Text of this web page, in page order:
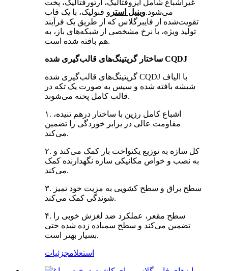
غیراشباع شامل ایزوفتالیک، ارتورفتالیک، پخت
می‌شود.وینیل استر و فنولیک، با یک قاب
تقویت‌شده از فایبرگلاس که از طریق یک فرآیند
تولید ویژه، با نرخ مشخصی از شبکه‌های باز، به
هم بافته شده است.
ساختار گریتینگ‌های قالب‌گیری شده CQDJ
گریتینگ‌های قالب‌گیری شده CQDJ با الیاف
شیشه بافته شده و سپس به صورت یک تکه در
قالب کامل پخته می‌شوند.
۱. اشباع کامل رزین با ساختار درهم تنیده،
مقاومت عالی در برابر خوردگی را تضمین
می‌کند.
۲. کل سازه به توزیع یکنواخت بار کمک می‌کند و
به نصب و خواص مکانیکی سازه نگهدارنده کمک
می‌کند.
۳. سطح براق و سطح کشویی به مزیت خود تمیز
شوندگی کمک می‌کند.
۴. سطح مقعر، عملکرد ضد لغزش خوبی را
تضمین می‌کند و سطح سمباده زده شده حتی
بسیار بهتر است.
استعلامجزئیات